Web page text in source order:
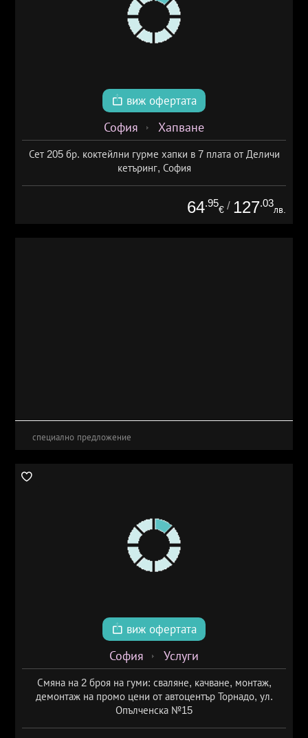
виж офертата
София Хапване
Сет 205 бр. коктейлни гурме хапки в 7 плата от Деличи
кетъринг, София
64.95
€ / 127.03
лв.
специално предложение
виж офертата
София Услуги
Смяна на 2 броя на гуми: сваляне, качване, монтаж,
демонтаж на промо цени от автоцентър Торнадо, ул.
Опълченска №15